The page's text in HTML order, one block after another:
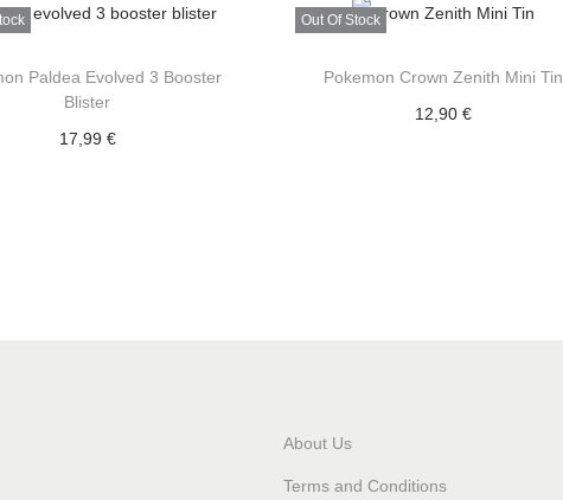
Paldea Evolved 3 Booster
Blister
17,99 €
Out Of Stock
Pokemon Crown Zenith Mini Tin
12,90 €
About Us
Terms and Conditions